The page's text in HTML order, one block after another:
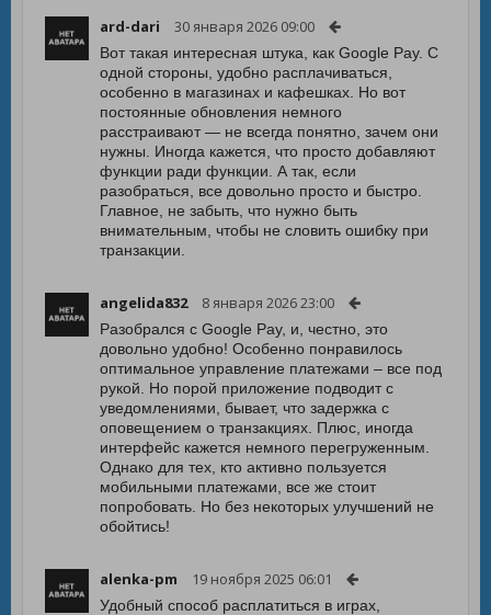
ard-dari 30 января 2026 09:00
Вот такая интересная штука, как Google Pay. С
одной стороны, удобно расплачиваться,
особенно в магазинах и кафешках. Но вот
постоянные обновления немного
расстраивают — не всегда понятно, зачем они
нужны. Иногда кажется, что просто добавляют
функции ради функции. А так, если
разобраться, все довольно просто и быстро.
Главное, не забыть, что нужно быть
внимательным, чтобы не словить ошибку при
транзакции.
angelida832 8 января 2026 23:00
Разобрался с Google Pay, и, честно, это
довольно удобно! Особенно понравилось
оптимальное управление платежами – все под
рукой. Но порой приложение подводит с
уведомлениями, бывает, что задержка с
оповещением о транзакциях. Плюс, иногда
интерфейс кажется немного перегруженным.
Однако для тех, кто активно пользуется
мобильными платежами, все же стоит
попробовать. Но без некоторых улучшений не
обойтись!
alenka-pm 19 ноября 2025 06:01
Удобный способ расплатиться в играх,